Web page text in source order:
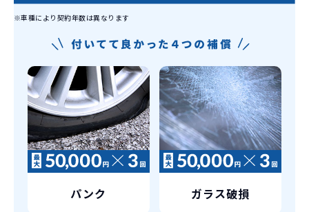
く、人にも自慢できます！
※車種により契約年数は異なります
パンク ガラス破損